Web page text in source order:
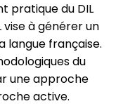
pratique du DIL
vise à générer un
langue française.
du
une approche
active.